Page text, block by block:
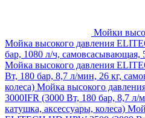
Мойки
Мойка высокого давления
бар, 1080 л/ч, самовсасывающая,
Мойка высокого давления
Вт, 180 бар, 8,7 л/мин, 26 кг,
колеса) Мойка высокого
3000IFR (3000 Вт, 180 бар, 8,7 л/
катушка, аксессуары, колеса)